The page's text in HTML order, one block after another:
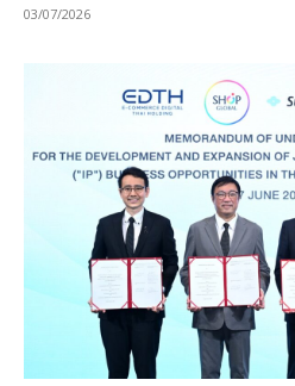
03/07/2026